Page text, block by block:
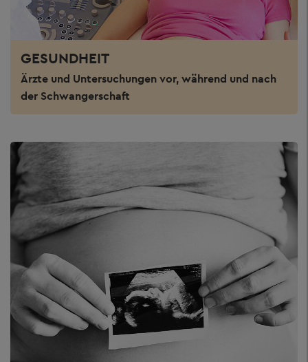
GESUNDHEIT
Ärzte und Untersuchungen vor, während und nach
der Schwangerschaft